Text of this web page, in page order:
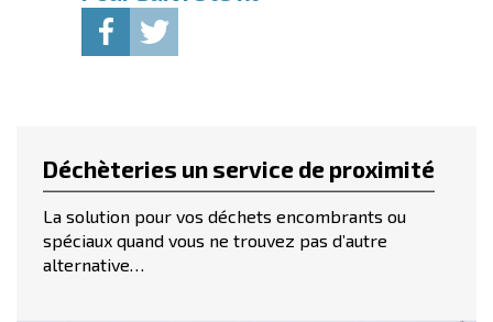
Déchèteries un service de proximité
La solution pour vos déchets encombrants ou
spéciaux quand vous ne trouvez pas d’autre
alternative…